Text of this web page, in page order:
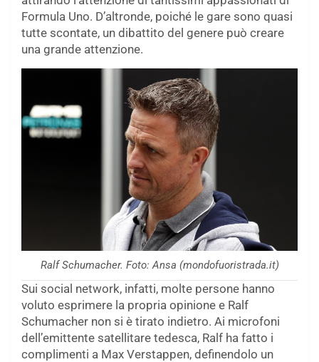
Formula Uno. D’altronde, poiché le gare sono quasi
tutte scontate, un dibattito del genere può creare
una grande attenzione.
Ralf Schumacher. Foto: Ansa (mondofuoristrada.it)
Sui social network, infatti, molte persone hanno
voluto esprimere la propria opinione e Ralf
Schumacher non si è tirato indietro. Ai microfoni
dell’emittente satellitare tedesca, Ralf ha fatto i
complimenti a Max Verstappen, definendolo un